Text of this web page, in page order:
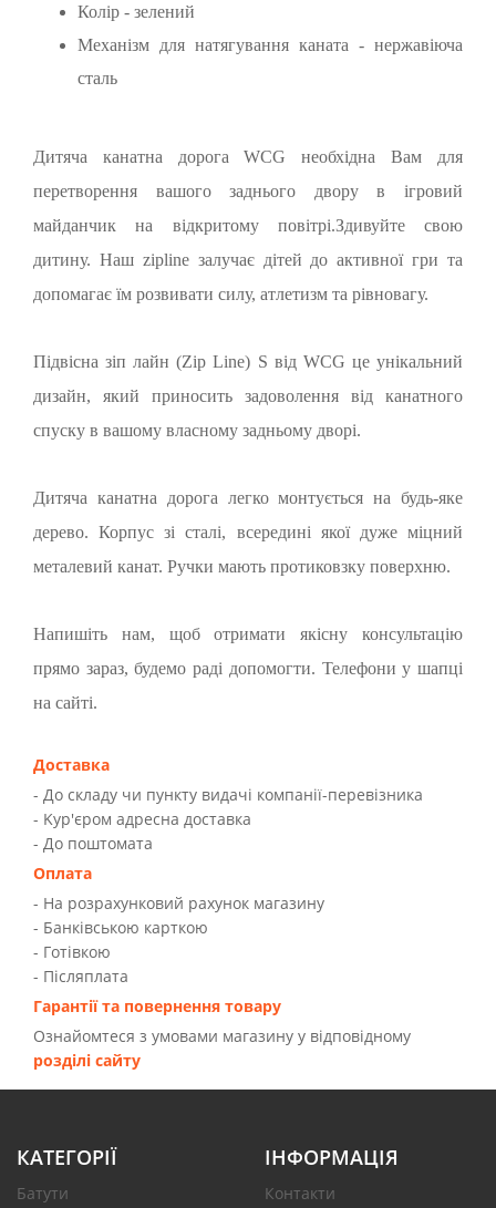
Колір - зелений
Механізм для натягування каната - нержавіюча
сталь
Дитяча канатна дорога WCG необхідна Вам для
перетворення вашого заднього двору в ігровий
майданчик на відкритому повітрі.Здивуйте свою
дитину. Наш zipline залучає дітей до активної гри та
допомагає їм розвивати силу, атлетизм та рівновагу.
Підвісна зіп лайн (Zip Line) S від WCG це унікальний
дизайн, який приносить задоволення від канатного
спуску в вашому власному задньому дворі.
Дитяча канатна дорога легко монтується на будь-яке
дерево. Корпус зі сталі, всередині якої дуже міцний
металевий канат. Ручки мають протиковзку поверхню.
Напишіть нам, щоб отримати якісну консультацію
прямо зараз, будемо раді допомогти. Телефони у шапці
на сайті.
Доставка
- До складу чи пункту видачі компанії-перевізника
- Kур'єром адресна доставка
- До поштомата
Оплата
- На розрахунковий рахунок магазину
- Банківською карткою
- Готівкою
- Післяплата
Гарантії та повернення товару
Ознайомтеся з умовами магазину у відповідному
розділі сайту
КАТЕГОРІЇ
Батути
ІНФОРМАЦІЯ
Контакти